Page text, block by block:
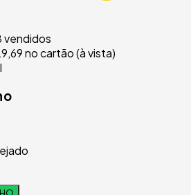
vendidos
no cartão (à vista)